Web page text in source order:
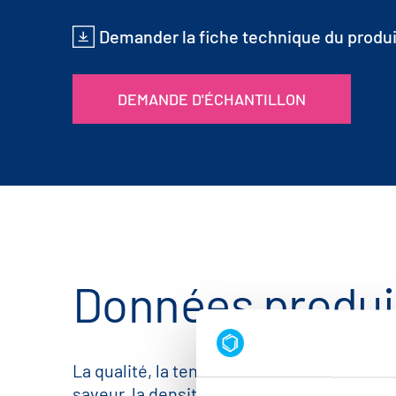
Demander la fiche technique du
DEMANDE D'ÉCHANTILLON
Données
La qualité, la teneur en métaux,